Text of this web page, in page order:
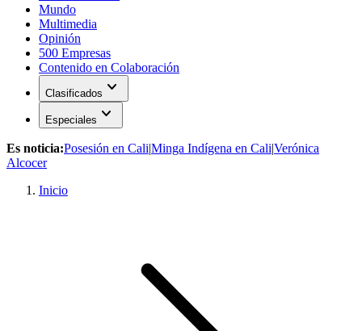
Mundo
Multimedia
Opinión
500 Empresas
Contenido en Colaboración
Clasificados expand_more
Especiales expand_more
Es noticia:Posesión en Cali|Minga Indígena en Cali|Verónica
Alcocer
Inicio